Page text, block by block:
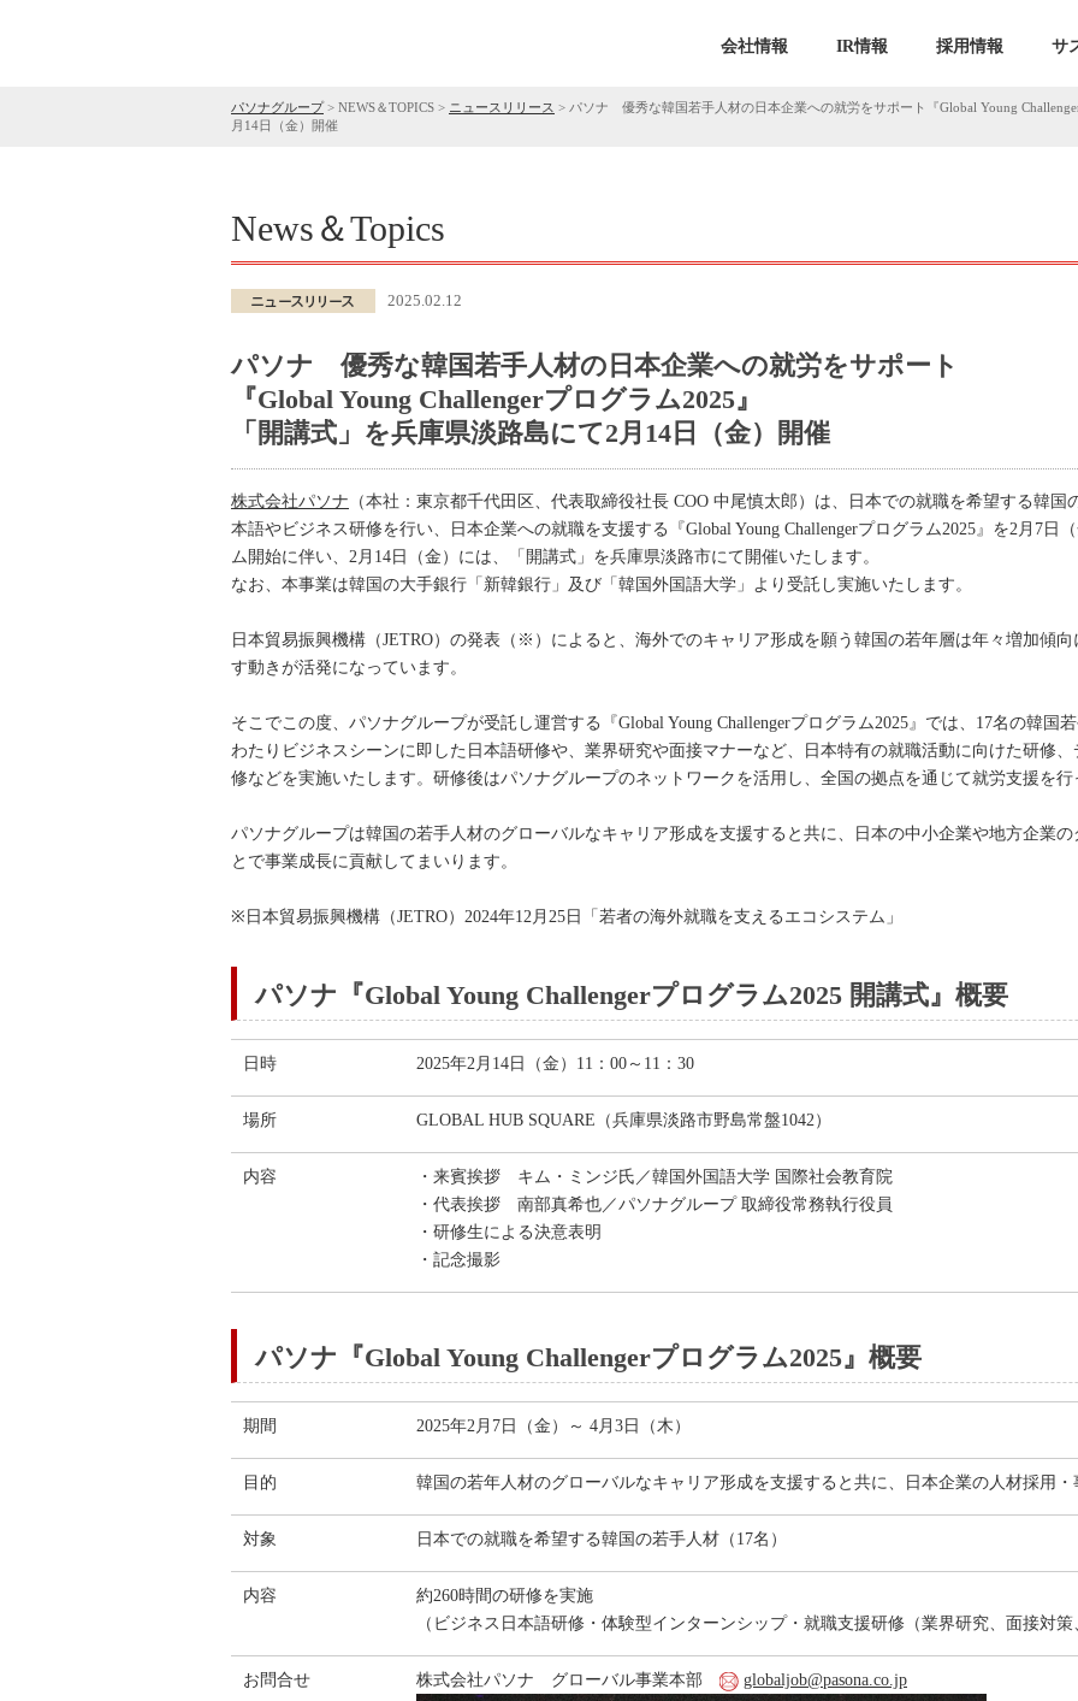
会社情報 IR情報 採用情報 サ
パソナグループ> NEWS＆TOPICS > ニュースリリース > パソナ 優秀な韓国若手人材の日本企業への就労をサポート『Global Young
月14日（金）開催
News＆Topics
2025.02.12
パソナ 優秀な韓国若手人材の日本企業への就労をサポート
『Global Young Challengerプログラム2025』
「開講式」を兵庫県淡路島にて2月14日（金）開催
株式会社パソナ （本社：東京都千代田区、代表取締役社長 COO 中尾慎太郎）は、日本での就職を希望する韓
本語やビジネス研修を行い、日本企業への就職を支援する『Global Young Challengerプログラム2025』を2月7日
ム開始に伴い、2月14日（金）には、「開講式」を兵庫県淡路市にて開催いたします。
なお、本事業は韓国の大手銀行「新韓銀行」及び「韓国外国語大学」より受託し実施いたします。
日本貿易振興機構（JETRO）の発表（※）によると、海外でのキャリア形成を願う韓国の若年層は年々増加傾
す動きが活発になっています。
そこでこの度、パソナグループが受託し運営する『Global Young Challengerプログラム2025』では、17名の韓国
わたりビジネスシーンに即した日本語研修や、業界研究や面接マナーなど、日本特有の就職活動に向けた研修
修などを実施いたします。研修後はパソナグループのネットワークを活用し、全国の拠点を通じて就労支援を行
パソナグループは韓国の若手人材のグローバルなキャリア形成を支援すると共に、日本の中小企業や地方企業
とで事業成長に貢献してまいります。
※日本貿易振興機構（JETRO）2024年12月25日「若者の海外就職を支えるエコシステム」
パソナ『Global Young Challengerプログラム2025 開講式』概要
日時 2025年2月14日（金）11：00～11：30
場所 GLOBAL HUB SQUARE（兵庫県淡路市野島常盤1042）
内容
・来賓挨拶 キム・ミンジ氏／韓国外国語大学 国際社会教育院
・代表挨拶 南部真希也／パソナグループ 取締役常務執行役員
・研修生による決意表明
・記念撮影
パソナ『Global Young Challengerプログラム2025』概要
期間 2025年2月7日（金）～ 4月3日（木）
目的 韓国の若年人材のグローバルなキャリア形成を支援すると共に、日本企業の人材採用・
対象 日本での就職を希望する韓国の若手人材（17名）
内容
約260時間の研修を実施
（ビジネス日本語研修・体験型インターンシップ・就職支援研修（業界研究、面接対
お問合せ 株式会社パソナ グローバル事業本部 globaljob@pasona.co.jp